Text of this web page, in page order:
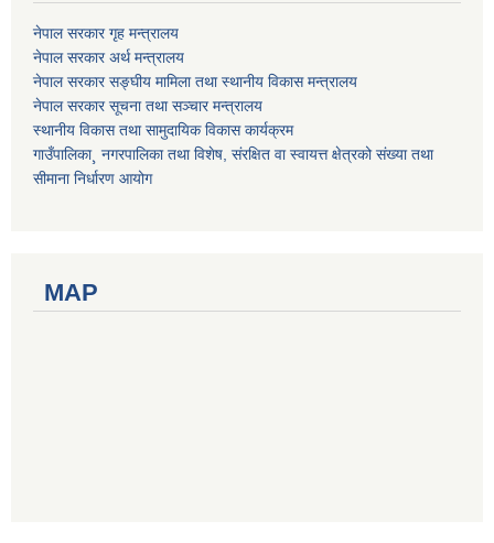
नेपाल सरकार गृह मन्त्रालय
नेपाल सरकार अर्थ मन्त्रालय
नेपाल सरकार सङ्घीय मामिला तथा स्थानीय विकास मन्त्रालय
नेपाल सरकार सूचना तथा सञ्चार मन्त्रालय
स्थानीय विकास तथा सामुदायिक विकास कार्यक्रम
गाउँपालिका¸ नगरपालिका तथा विशेष, संरक्षित वा स्वायत्त क्षेत्रको संख्या तथा
सीमाना निर्धारण आयोग
MAP